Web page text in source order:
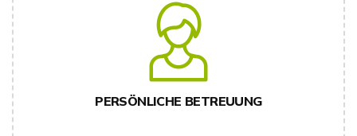
PERSÖNLICHE BETREUUNG